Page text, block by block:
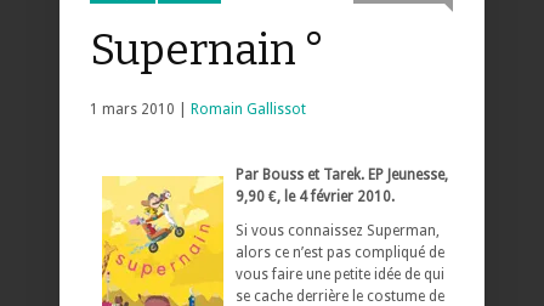
Supernain °
1 mars 2010 | Romain Gallissot
Par Bouss et Tarek. EP Jeunesse,
9,90 €, le 4 février 2010.
Si vous connaissez Superman,
alors ce n’est pas compliqué de
vous faire une petite idée de qui
se cache derrière le costume de